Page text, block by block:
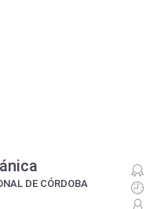
DE CÓRDOBA